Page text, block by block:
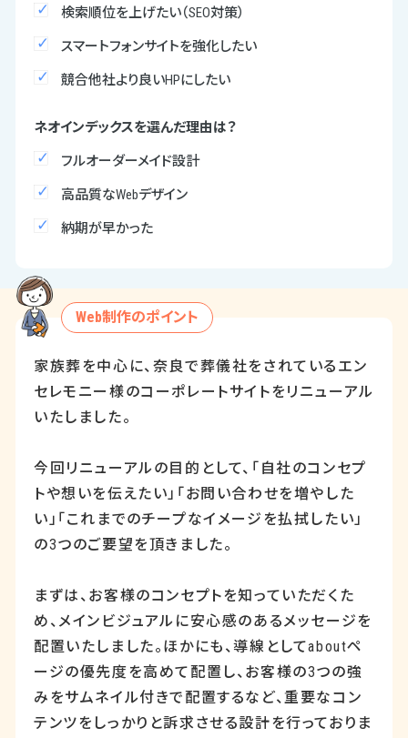
検索順位を上げたい（SEO対策）
スマートフォンサイトを強化したい
競合他社より良いHPにしたい
ネオインデックスを選んだ理由は？
フルオーダーメイド設計
高品質なWebデザイン
納期が早かった
Web制作のポイント
家族葬を中心に、奈良で葬儀社をされているエン
セレモニー様のコーポレートサイトをリニューアル
いたしました。
今回リニューアルの目的として、「自社のコンセプ
トや想いを伝えたい」「お問い合わせを増やした
い」「これまでのチープなイメージを払拭したい」
の3つのご要望を頂きました。
まずは、お客様のコンセプトを知っていただくた
め、メインビジュアルに安心感のあるメッセージを
配置いたしました。ほかにも、導線としてaboutペ
ージの優先度を高めて配置し、お客様の3つの強
みをサムネイル付きで配置するなど、重要なコン
テンツをしっかりと訴求させる設計を行っておりま